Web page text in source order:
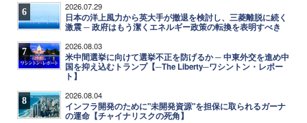
6 2026.07.29
日本の洋上風力から英大手が撤退を検討し、三菱離脱に続く
激震 ─ 政府はもう潔くエネルギー政策の転換を表明すべき
7 2026.08.03
米中間選挙に向けて選挙不正を防げるか ─ 中東外交を進め中
国を抑え込むトランプ【─The Liberty─ワシントン・レポー
ト】
8 2026.08.04
インフラ開発のために"未開発資源"を担保に取られるガーナ
の運命【チャイナリスクの死角】